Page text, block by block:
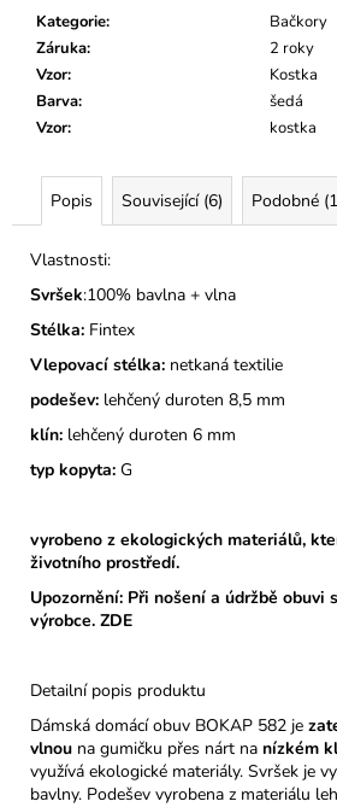
Kategorie:
Bačkory
Záruka:
2 roky
Vzor:
Kostka
Barva:
šedá
Vzor: kostka
Popis Související (6) Podobné
Vlastnosti:
Svršek:100% bavlna + vlna
Stélka: Fintex
Vlepovací stélka: netkaná textilie
podešev: lehčený duroten 8,5 mm
klín: lehčený duroten 6 mm
typ kopyta: G
vyrobeno z ekologických materiálů,
životního prostředí.
Upozornění: Při nošení a údržbě obuvi
výrobce. ZDE
Detailní popis produktu
Dámská domácí obuv BOKAP 582 je
vlnou na gumičku přes nárt na nízkém
využívá ekologické materiály. Svršek je
bavlny. Podešev vyrobena z materiálu
DĚTSKÉ
BAČKORY
MODEL
030
KOČIČKY
PUNTÍKY
RŮŽOVÉ
275